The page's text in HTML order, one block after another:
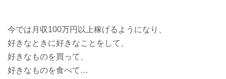
今では月収100万円以上稼げるようになり、
好きなときに好きなことをして、
好きなものを買って、
好きなものを食べて…